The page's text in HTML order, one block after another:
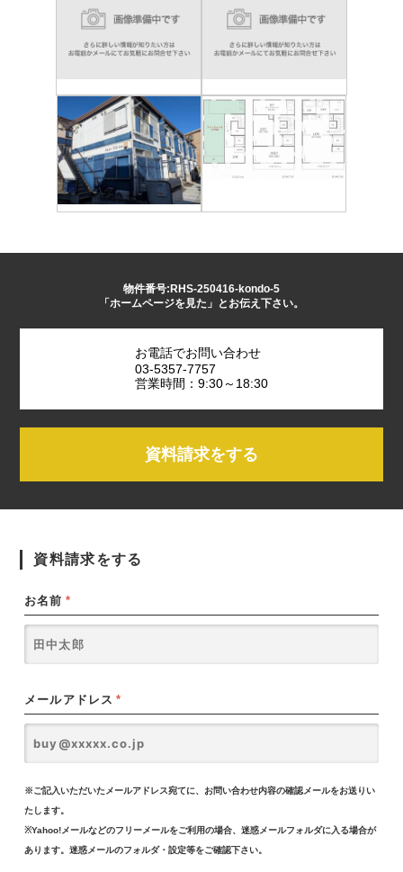
物件番号:RHS-250416-kondo-5
「ホームページを見た」とお伝え下さい。
お電話でお問い合わせ
03-5357-7757
営業時間：9:30～18:30
資料請求をする
資料請求をする
お名前 *
メールアドレス *
※ご記入いただいたメールアドレス宛てに、お問い合わせ内容の確認メールをお送りい
たします。
※Yahoo!メールなどのフリーメールをご利用の場合、迷惑メールフォルダに入る場合が
あります。迷惑メールのフォルダ・設定等をご確認下さい。